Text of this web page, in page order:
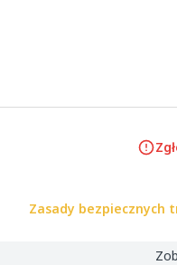
Zasady bezpiecznych